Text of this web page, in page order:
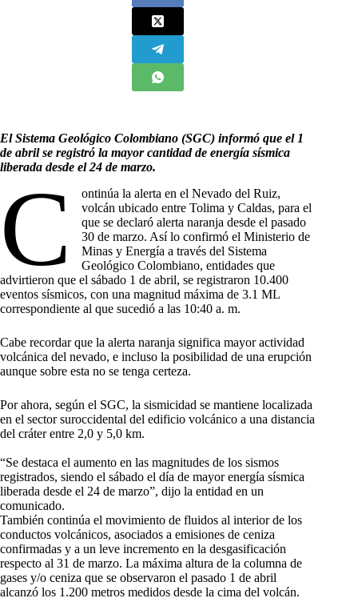
El Sistema Geológico Colombiano (SGC) informó que el 1
de abril se registró la mayor cantidad de energía sísmica
liberada desde el 24 de marzo.
C
ontinúa la alerta en el Nevado del Ruiz,
volcán ubicado entre Tolima y Caldas, para el
que se declaró alerta naranja desde el pasado
30 de marzo. Así lo confirmó el Ministerio de
Minas y Energía a través del Sistema
Geológico Colombiano, entidades que
advirtieron que el sábado 1 de abril, se registraron 10.400
eventos sísmicos, con una magnitud máxima de 3.1 ML
correspondiente al que sucedió a las 10:40 a. m.
Cabe recordar que la alerta naranja significa mayor actividad
volcánica del nevado, e incluso la posibilidad de una erupción
aunque sobre esta no se tenga certeza.
Por ahora, según el SGC, la sismicidad se mantiene localizada
en el sector suroccidental del edificio volcánico a una distancia
del cráter entre 2,0 y 5,0 km.
“Se destaca el aumento en las magnitudes de los sismos
registrados, siendo el sábado el día de mayor energía sísmica
liberada desde el 24 de marzo”, dijo la entidad en un
comunicado.
También continúa el movimiento de fluidos al interior de los
conductos volcánicos, asociados a emisiones de ceniza
confirmadas y a un leve incremento en la desgasificación
respecto al 31 de marzo. La máxima altura de la columna de
gases y/o ceniza que se observaron el pasado 1 de abril
alcanzó los 1.200 metros medidos desde la cima del volcán.